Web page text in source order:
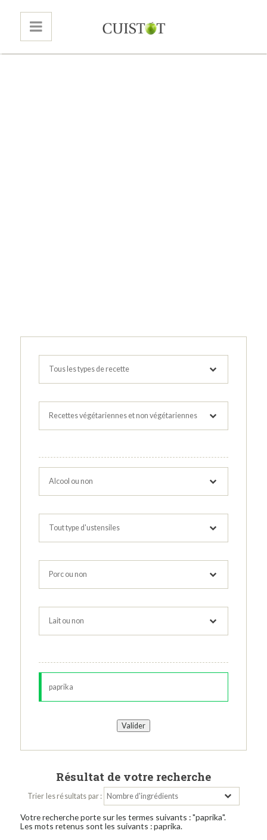
Résultat de votre recherche
Trier les résultats par :
Votre recherche porte sur les termes suivants : "paprika".
Les mots retenus sont les suivants : paprika.